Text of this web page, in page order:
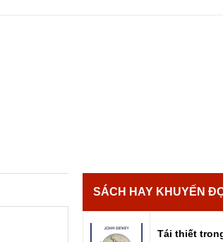
SÁCH HAY KHUYẾN
Tái thiết